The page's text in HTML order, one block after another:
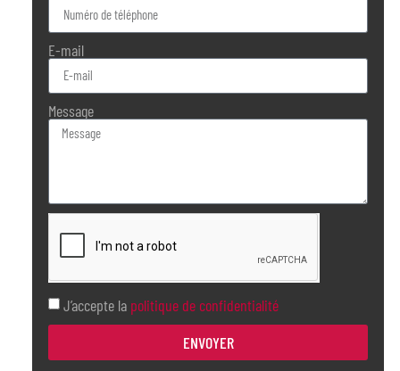
E-mail
Message
J’accepte la politique de confidentialité
ENVOYER